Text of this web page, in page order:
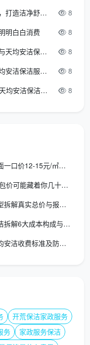
洁。因为标准化的流
定期培训的稳定团
一点一点溶解，最
问“开荒保洁找哪家
擦了出来，这个细
进可量化的细
愿意选择把每一处
收项的服务商？成
同式平米计价和全
落成的好心情，不
专业日常保洁流程及标准全解析，打造洁净舒适环境 8
明白白消费 8
日常保洁的正确方式：专业技巧与天均安洁保洁服务全解析 8
日常保洁公司专业选择指南：天均安洁保洁服务全解析 8
日常保洁2小时高效攻略：成都天均安洁保洁专业时间管理方案 8
成都开荒保洁价格多少？天均安洁建面一口价12-15元/㎡全包
开荒保洁价格超低？低于1000元的全包价可能藏着你几十万装修
开荒保洁多少钱一次？天均安洁按户型拆解真实总价与报价逻辑
开荒保洁费用多少钱一平米？天均安洁拆解6大成本构成与真实报价
开荒保洁服务多少钱一小时？成都天均安洁收费标准及防坑手册
开荒保洁家政服务
务
家政服务保洁